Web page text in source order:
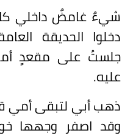
شيءٌ غامضٌ داخلي
دخلوا الحديقة
جلستُ على مقعدٍ
عليه.
ذهب أبي لتبقى أمي
وقد اصفر وجهها